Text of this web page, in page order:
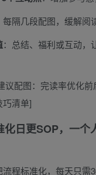
每隔几段配图，缓解阅
：总结、福利或互动，
议配图：完读率优化
巧清单]
化日更SOP，一个
程标准化，每天只需